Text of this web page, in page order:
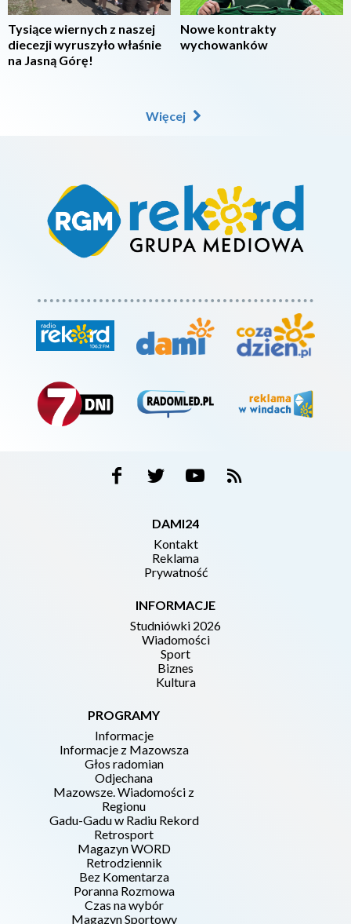
Tysiące wiernych z naszej
diecezji wyruszyło właśnie
na Jasną Górę!
Nowe kontrakty
wychowanków
Więcej
DAMI24
Kontakt
Reklama
Prywatność
INFORMACJE
Studniówki 2026
Wiadomości
Sport
Biznes
Kultura
PROGRAMY
Informacje
Informacje z Mazowsza
Głos radomian
Odjechana
Mazowsze. Wiadomości z
Regionu
Gadu-Gadu w Radiu Rekord
Retrosport
Magazyn WORD
Retrodziennik
Bez Komentarza
Poranna Rozmowa
Czas na wybór
Magazyn Sportowy